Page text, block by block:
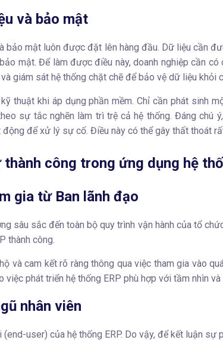
và bảo mật
bảo mật luôn được đặt lên hàng đầu. Dữ liệu cần
mật. Để làm được điều này, doanh nghiệp cần
giám sát hệ thống chặt chẽ để bảo vệ dữ liệu khỏi
thuật khi áp dụng phần mềm. Chỉ cần phát sinh
sự tắc nghẽn làm trì trệ cả hệ thống. Đáng chú
để xử lý sự cố. Điều này có thể gây thất thoát
công trong ứng dụng hệ
gia từ Ban lãnh đạo
sâu sắc đến toàn bộ quy trình vận hành của tổ
thành công.
và cam kết rõ ràng thông qua việc tham gia vào
phát triển hệ thống ERP phù hợp với tầm nhìn
nhân viên
user) của hệ thống ERP. Do vậy, để kết luận sự